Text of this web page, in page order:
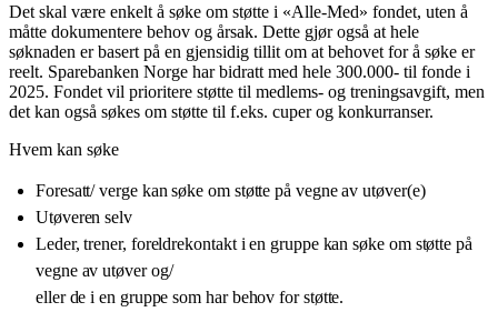
Det skal være enkelt å søke om støtte i «Alle-Med» fondet, uten å
måtte dokumentere behov og årsak. Dette gjør også at hele
søknaden er basert på en gjensidig tillit om at behovet for å søke er
reelt. Sparebanken Norge har bidratt med hele 300.000- til fonde i
2025. Fondet vil prioritere støtte til medlems- og treningsavgift, men
det kan også søkes om støtte til f.eks. cuper og konkurranser.
Hvem kan søke
Foresatt/ verge kan søke om støtte på vegne av utøver(e)
Utøveren selv
Leder, trener, foreldrekontakt i en gruppe kan søke om støtte på
vegne av utøver og/
eller de i en gruppe som har behov for støtte.